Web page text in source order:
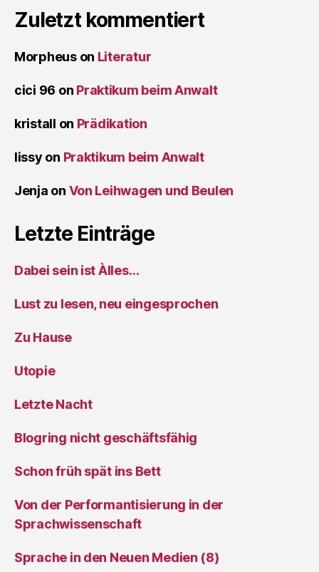
Zuletzt kommentiert
Morpheuson Literatur
cici 96 on Praktikum beim Anwalt
kristall on Prädikation
lissy on Praktikum beim Anwalt
Jenja on Von Leihwagen und Beulen
Letzte Einträge
Dabei sein ist Àlles…
Lust zu lesen, neu eingesprochen
Zu Hause
Utopie
Letzte Nacht
Blogring nicht geschäftsfähig
Schon früh spät ins Bett
Von der Performantisierung in der
Sprachwissenschaft
Sprache in den Neuen Medien (8)